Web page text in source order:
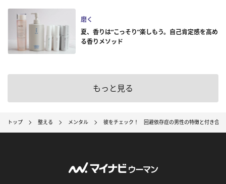
磨く
夏、香りは“こっそり”楽しもう。自己肯定感を高め
る香りメソッド
もっと見る
トップ 整える メンタル 彼をチェック！ 回避依存症の男性の特徴と付き合い